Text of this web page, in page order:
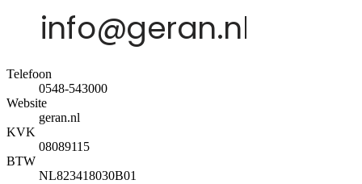
Telefoon
0548-543000
Website
geran.nl
KVK
08089115
BTW
NL823418030B01